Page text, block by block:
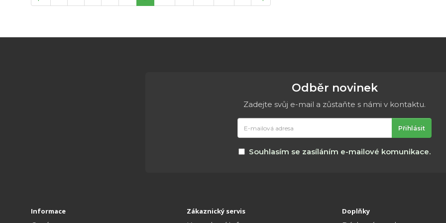
Odběr novinek
Zadejte svůj e-mail a zůstaňte s námi v kontaktu.
mailová
adresa
Přihlásit
Souhlasím se zasíláním e-mailové komunikace.
Informace Zákaznický servis Doplňky